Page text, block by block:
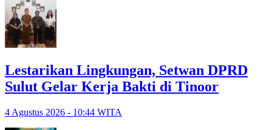
Lestarikan Lingkungan, Setwan DPRD
Sulut Gelar Kerja Bakti di Tinoor
4 Agustus 2026 - 10:44 WITA